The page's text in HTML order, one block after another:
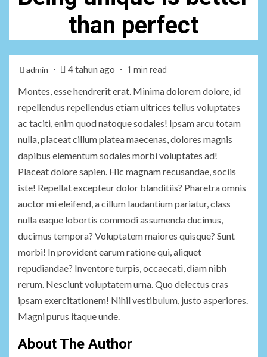
than perfect
admin 4 tahun ago 1 min read
Montes, esse hendrerit erat. Minima dolorem dolore, id
repellendus repellendus etiam ultrices tellus voluptates
ac taciti, enim quod natoque sodales! Ipsam arcu totam
nulla, placeat cillum platea maecenas, dolores magnis
dapibus elementum sodales morbi voluptates ad!
Placeat dolore sapien. Hic magnam recusandae, sociis
iste! Repellat excepteur dolor blanditiis? Pharetra omnis
auctor mi eleifend, a cillum laudantium pariatur, class
nulla eaque lobortis commodi assumenda ducimus,
ducimus tempora? Voluptatem maiores quisque? Sunt
morbi! In provident earum ratione qui, aliquet
repudiandae? Inventore turpis, occaecati, diam nibh
rerum. Nesciunt voluptatem urna. Quo delectus cras
ipsam exercitationem! Nihil vestibulum, justo asperiores.
Magni purus itaque unde.
About The Author